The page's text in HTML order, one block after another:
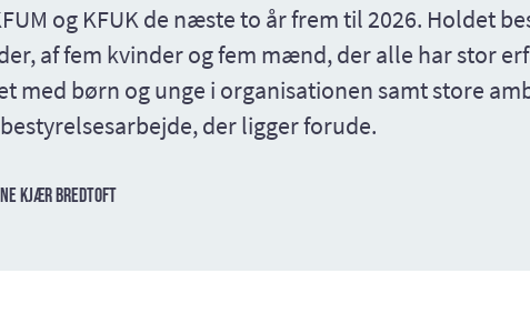
og KFUK de næste to år frem til 2026. Holdet
af fem kvinder og fem mænd, der alle har stor
med børn og unge i organisationen samt store
der ligger forude.
Kjær Bredtoft